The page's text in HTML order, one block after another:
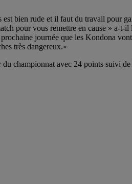
bien rude et il faut du travail pour
pour vous remettre en cause » a-t-il
journée que les Kondona
très dangereux.»
championnat avec 24 points suivi